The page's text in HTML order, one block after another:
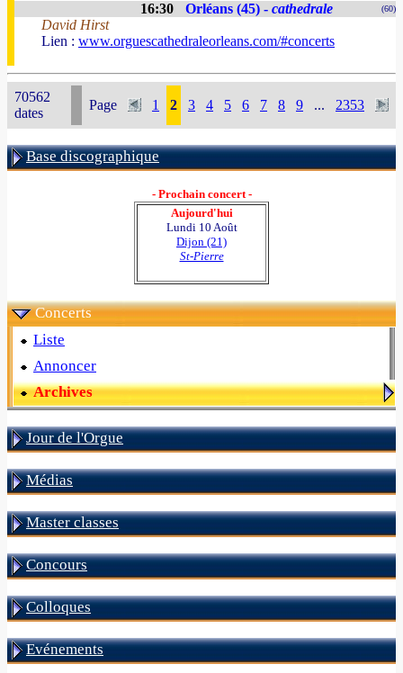
16:30 Orléans (45) - cathedrale (60)
David Hirst
Lien : www.orguescathedraleorleans.com/#concerts
70562
dates
Page 1 2 3 4 5 6 7 8 9 ... 2353
Base discographique
- Prochain concert -
Aujourd'hui
Lundi 10 Août
Dijon (21)
St-Pierre
Concerts
Liste
Annoncer
Archives
Jour de l'Orgue
Médias
Master classes
Concours
Colloques
Evénements